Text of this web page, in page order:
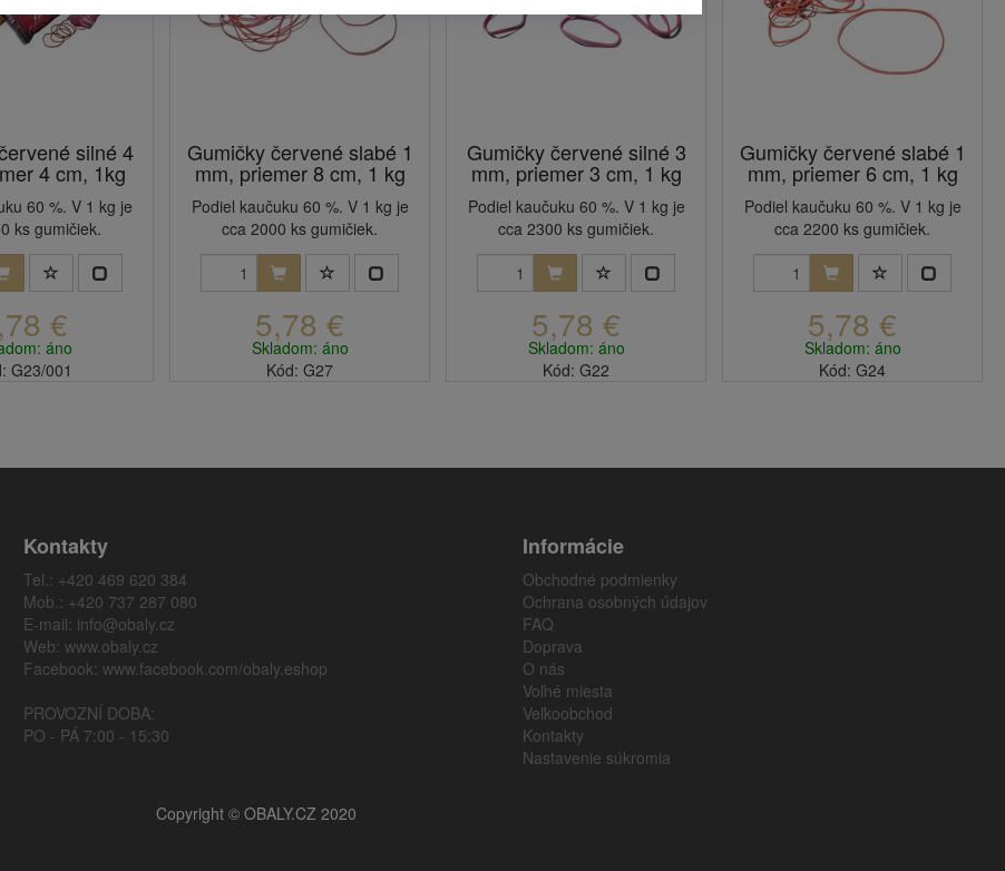
silné 4
4 cm, 1kg
60 %. V 1 kg je
ks gumičiek.
€
áno
G23/001
Gumičky červené slabé 1
mm, priemer 8 cm, 1 kg
Podiel kaučuku 60 %. V 1 kg je
cca 2000 ks gumičiek.
5,78 €
Skladom: áno
Kód: G27
Gumičky červené silné 3
mm, priemer 3 cm, 1 kg
Podiel kaučuku 60 %. V 1 kg je
cca 2300 ks gumičiek.
5,78 €
Skladom: áno
Kód: G22
Gumičky červené slabé 1
mm, priemer 6 cm, 1 kg
Podiel kaučuku 60 %. V 1 kg je
cca 2200 ks gumičiek.
5,78 €
Skladom: áno
Kód: G24
Kontakty
Tel.: +420 469 620 384
Mob.: +420 737 287 080
E-mail: info@obaly.cz
Web: www.obaly.cz
Facebook: www.facebook.com/obaly.eshop
PROVOZNÍ DOBA:
PO - PÁ 7:00 - 15:30
Informácie
Obchodné podmienky
Ochrana osobných údajov
FAQ
Doprava
O nás
Voľné miesta
Veľkoobchod
Kontakty
Nastavenie súkromia
Copyright © OBALY.CZ 2020